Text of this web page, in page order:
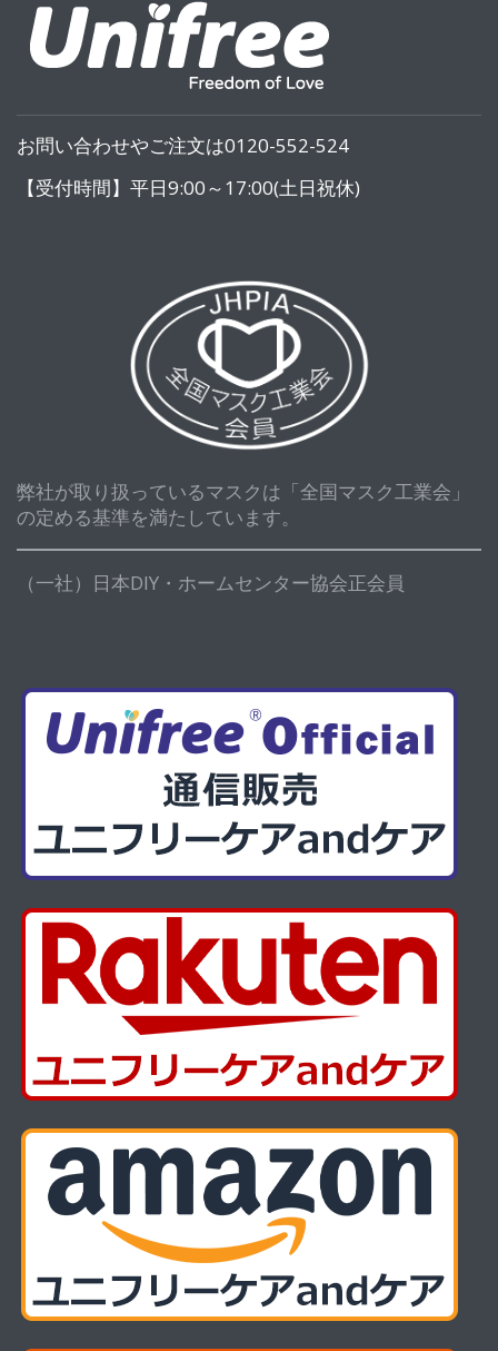
お問い合わせやご注文は0120-552-524
【受付時間】平日9:00～17:00(土日祝休)
弊社が取り扱っているマスクは「全国マスク工業会」
の定める基準を満たしています。
（一社）日本DIY・ホームセンター協会正会員